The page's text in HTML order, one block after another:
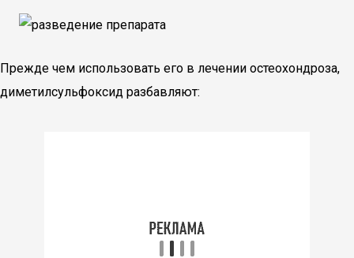
Прежде чем использовать его в лечении остеохондроза,
диметилсульфоксид разбавляют: